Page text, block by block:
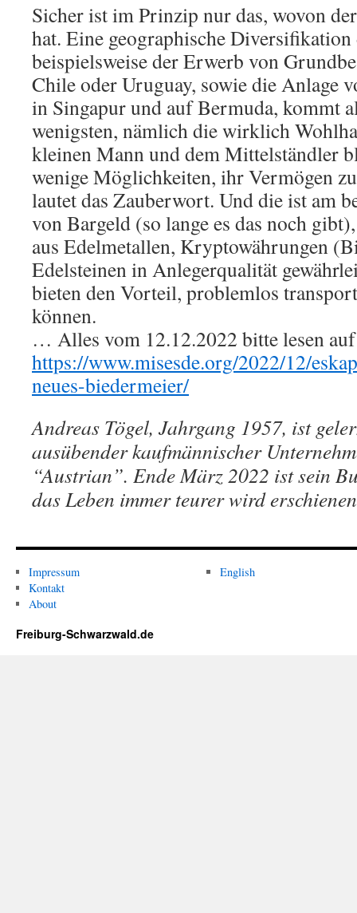
Sicher ist im Prinzip nur das, wovon
hat. Eine geographische Diversifikation
beispielsweise der Erwerb von
Chile oder Uruguay, sowie die Anlage
in Singapur und auf Bermuda, kommt
wenigsten, nämlich die wirklich
kleinen Mann und dem Mittelständler
wenige Möglichkeiten, ihr Vermögen
lautet das Zauberwort. Und die ist am
von Bargeld (so lange es das noch
aus Edelmetallen, Kryptowährungen
Edelsteinen in Anlegerqualität
bieten den Vorteil, problemlos
können.
… Alles vom 12.12.2022 bitte lesen auf
https://www.misesde.org/2022/12/
neues-biedermeier/
Andreas Tögel, Jahrgang 1957, ist
ausübender kaufmännischer
“Austrian”. Ende März 2022 ist sein
das Leben immer teurer wird
Impressum
Kontakt
About
English
Freiburg-Schwarzwald.de